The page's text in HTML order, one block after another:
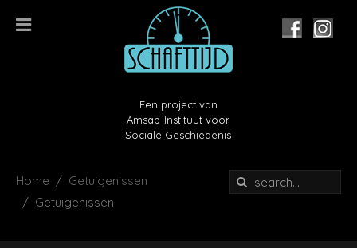
Een project van
Amsab-Instituut voor
Sociale Geschiedenis
Home
Getuigenissen
Getuigenissen